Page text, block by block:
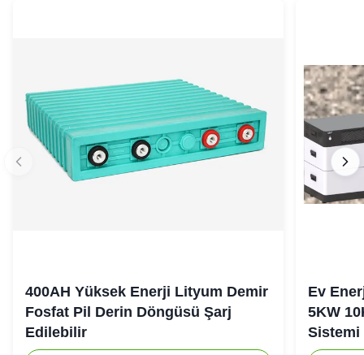
400AH Yüksek Enerji Lityum Demir
Fosfat Pil Derin Döngüsü Şarj
Edilebilir
Ev
5KW
Sistemi